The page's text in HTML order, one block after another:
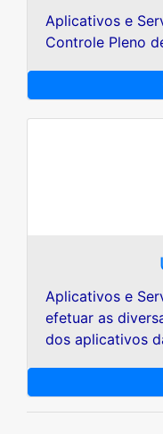
Aplicativos e
Controle Pleno
Aplicativos e
efetuar as
dos aplicativos